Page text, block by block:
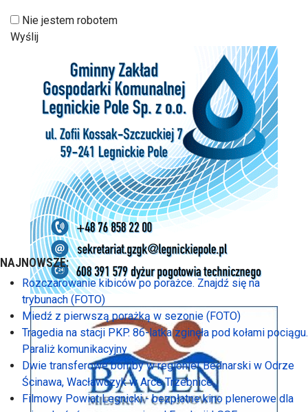
Nie jestem robotem
Wyślij
NAJNOWSZE:
Rozczarowanie kibiców po porażce. Znajdź się na
trybunach (FOTO)
Miedź z pierwszą porażką w sezonie (FOTO)
Tragedia na stacji PKP. 86-latka zginęła pod kołami pociągu.
Paraliż komunikacyjny
Dwie transferowe bomby w regionie! Bednarski w Odrze
Ścinawa, Wacławczyk w Arce Trzebnice
Filmowy Powiat Legnicki - bezpłatne kino plenerowe dla